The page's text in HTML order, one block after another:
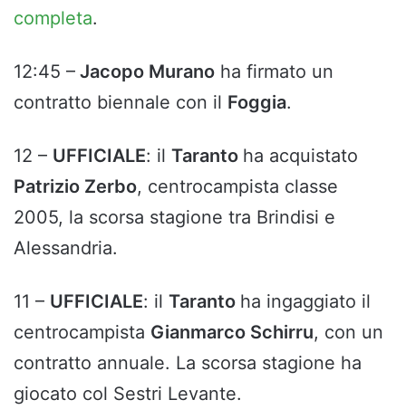
completa.
12:45 – Jacopo Murano ha firmato un
contratto biennale con il Foggia.
12 – UFFICIALE: il Taranto ha acquistato
Patrizio Zerbo, centrocampista classe
2005, la scorsa stagione tra Brindisi e
Alessandria.
11 – UFFICIALE: il Taranto ha ingaggiato il
centrocampista Gianmarco Schirru, con un
contratto annuale. La scorsa stagione ha
giocato col Sestri Levante.